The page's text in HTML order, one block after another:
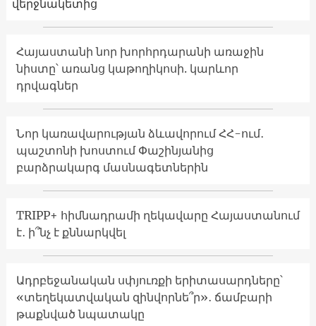
վերջնակետից
Հայաստանի նոր խորհրդարանի առաջին
նիստը՝ առանց կաթողիկոսի. կարևոր
դրվագներ
Նոր կառավարության ձևավորում ՀՀ-ում․
պաշտոնի խոստում Փաշինյանից
բարձրակարգ մասնագետներին
TRIPP+ հիմնադրամի ղեկավարը Հայաստանում
է․ ի՞նչ է քննարկվել
Ադրբեջանական սփյուռքի երիտասարդները՝
«տեղեկատվական զինվորնե՞ր»․ ճամբարի
թաքնված նպատակը